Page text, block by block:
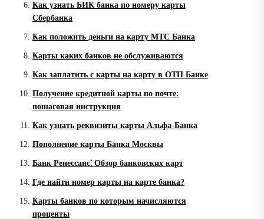
Как узнать БИК банка по номеру карты
Сбербанка
Как положить деньги на карту МТС Банка
Карты каких банков не обслуживаются
Как заплатить с карты на карту в ОТП Банке
Получение кредитной карты по почте:
пошаговая инструкция
Как узнать реквизиты карты Альфа-Банка
Пополнение карты Банка Москвы
Банк Ренессанс⁚ Обзор банковских карт
Где найти номер карты на карте банка?
Карты банков по которым начисляются
проценты